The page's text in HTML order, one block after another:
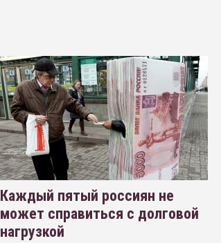
Каждый пятый россиян не
может справиться с долговой
нагрузкой